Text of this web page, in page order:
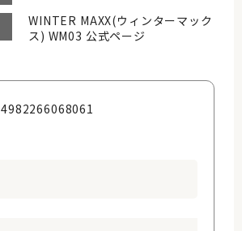
WINTER MAXX(ウィンターマック
ス) WM03 公式ページ
4982266068061